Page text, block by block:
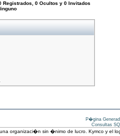
Registrados, 0 Ocultos y 0 Invitados
P�gina
Consultas
organizaci�n sin �nimo de lucro. Kymco y el